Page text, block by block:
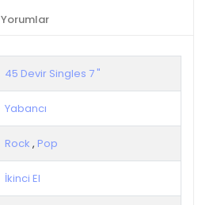
Yorumlar
45 Devir Singles 7 "
Yabancı
Rock , Pop
İkinci El